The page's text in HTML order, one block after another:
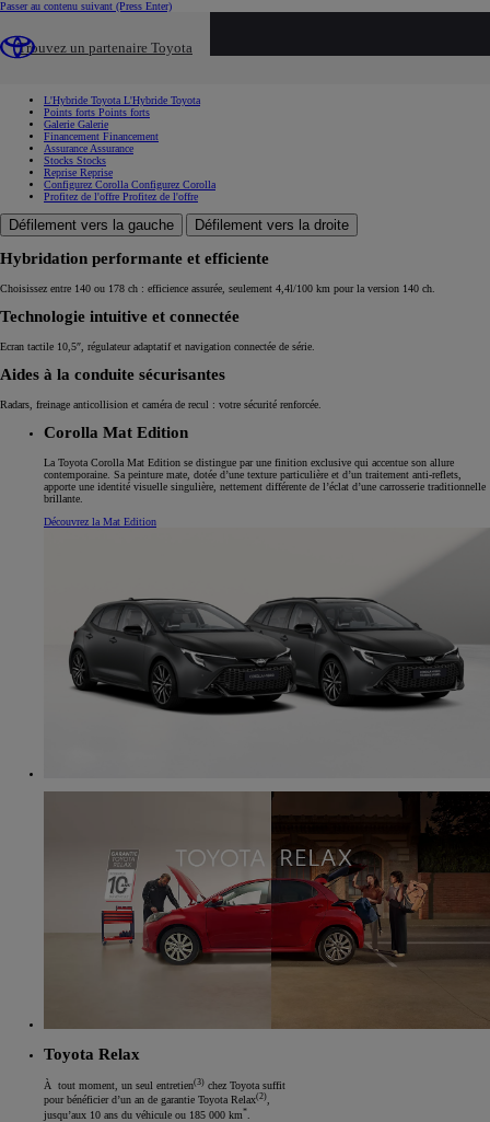
Passer au contenu suivant (Press Enter)
Trouvez un partenaire Toyota
L'Hybride Toyota L'Hybride Toyota
Points forts Points forts
Galerie Galerie
Financement Financement
Assurance Assurance
Stocks Stocks
Reprise Reprise
Configurez Corolla Configurez Corolla
Profitez de l'offre Profitez de l'offre
Défilement vers la gauche Défilement vers la droite
Hybridation performante et efficiente
Choisissez entre 140 ou 178 ch : efficience assurée, seulement 4,4l/100 km pour la version 140 ch.
Technologie intuitive et connectée
Ecran tactile 10,5″, régulateur adaptatif et navigation connectée de série.
Aides à la conduite sécurisantes
Radars, freinage anticollision et caméra de recul : votre sécurité renforcée.
Corolla Mat Edition
La Toyota Corolla Mat Edition se distingue par une finition exclusive qui accentue son allure
contemporaine. Sa peinture mate, dotée d’une texture particulière et d’un traitement anti‑reflets,
apporte une identité visuelle singulière, nettement différente de l’éclat d’une carrosserie traditionnelle
brillante.
Découvrez la Mat Edition
Toyota Relax
À tout moment, un seul entretien(3) chez Toyota suffit
pour bénéficier d’un an de garantie Toyota Relax(2),
jusqu’aux 10 ans du véhicule ou 185 000 km*